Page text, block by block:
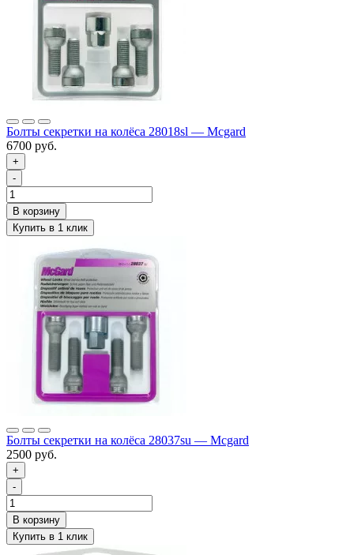
Болты секретки на колёса 28018sl — Mcgard
6700 руб.
+
-
Болты секретки на колёса 28037su — Mcgard
2500 руб.
+
-